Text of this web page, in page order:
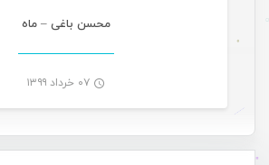
محسن باغی – ماه
۰۷ خرداد ۱۳۹۹